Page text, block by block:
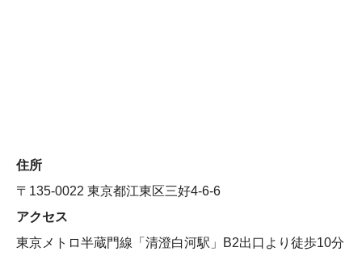
住所
〒135-0022 東京都江東区三好4-6-6
アクセス
東京メトロ半蔵門線「清澄白河駅」B2出口より徒歩10分